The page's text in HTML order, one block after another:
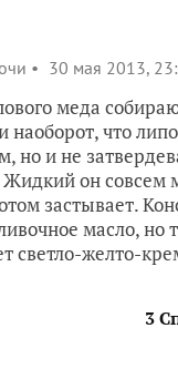
30 мая 2013,
меда
наоборот, что
но и не
он совсем
застывает.
масло, но
светло-желто-
3